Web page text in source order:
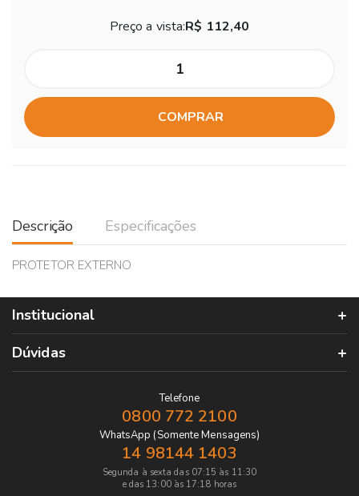
Preço a vista:R$ 112,40
COMPRAR
Descrição Especificações
PROTETOR EXTERNO
Institucional
Dúvidas
Telefone
0800 772 2100
WhatsApp (Somente Mensagens)
14 98144 1403
Segunda à sexta das 07:15 às 11:30
e das 13:00 às 17:18 horas